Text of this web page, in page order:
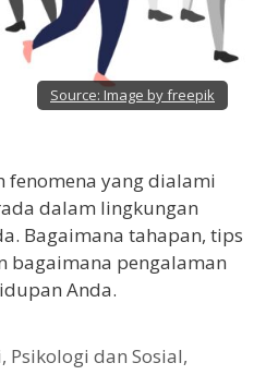
Source: Image by freepik
fenomena yang dialami
dalam lingkungan
Bagaimana tahapan, tips
bagaimana pengalaman
Anda.
, Psikologi dan Sosial,